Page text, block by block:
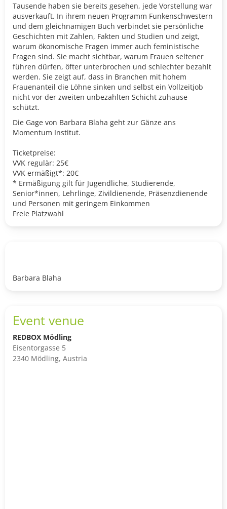
Tausende haben sie bereits gesehen, jede Vorstellung war
ausverkauft. In ihrem neuen Programm Funkenschwestern
und dem gleichnamigen Buch verbindet sie persönliche
Geschichten mit Zahlen, Fakten und Studien und zeigt,
warum ökonomische Fragen immer auch feministische
Fragen sind. Sie macht sichtbar, warum Frauen seltener
führen dürfen, öfter unterbrochen und schlechter bezahlt
werden. Sie zeigt auf, dass in Branchen mit hohem
Frauenanteil die Löhne sinken und selbst ein Vollzeitjob
nicht vor der zweiten unbezahlten Schicht zuhause
schützt.
Die Gage von Barbara Blaha geht zur Gänze ans
Momentum Institut.
Ticketpreise:
VVK regulär: 25€
VVK ermäßigt*: 20€
* Ermäßigung gilt für Jugendliche, Studierende,
Senior*innen, Lehrlinge, Zivildienende, Präsenzdienende
und Personen mit geringem Einkommen
Freie Platzwahl
Barbara Blaha
Event venue
REDBOX Mödling
Eisentorgasse 5
2340 Mödling, Austria